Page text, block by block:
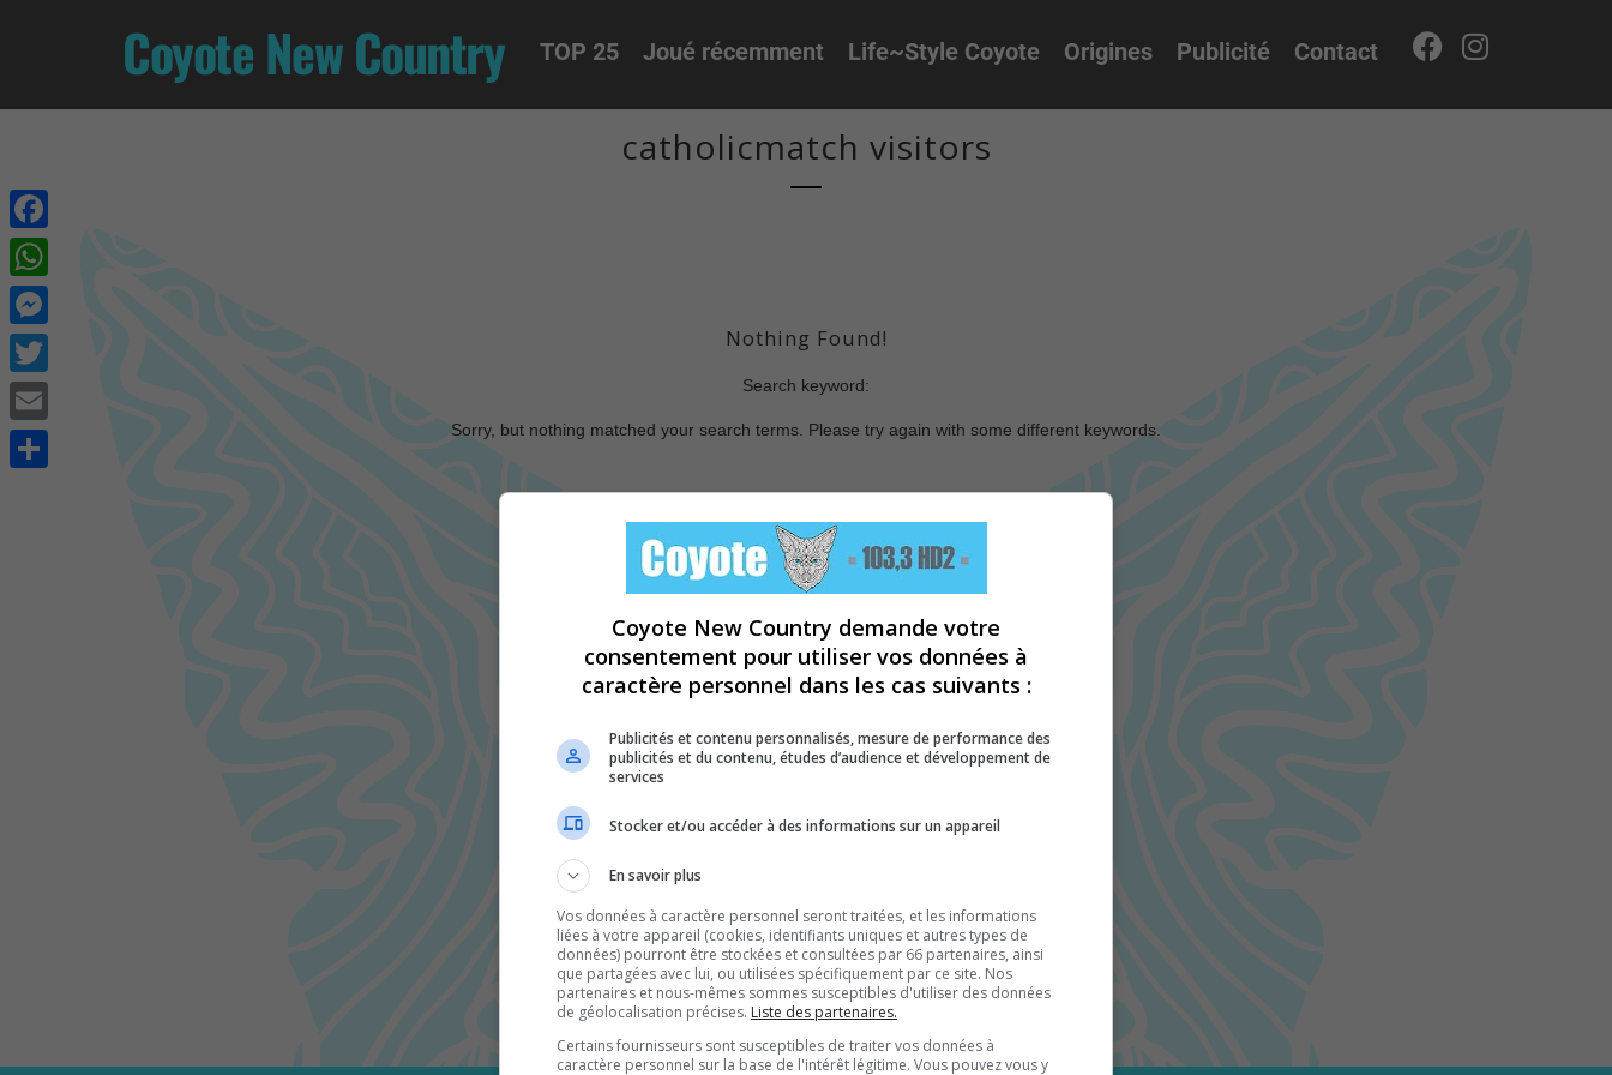
Coyote New Country TOP 25 Joué récemment Life~Style Coyote Origines Publicité Contact
catholicmatch visitors
Nothing Found!
Search keyword:
Sorry, but nothing matched your search terms. Please try again with some different keywords.
Facebook
WhatsApp
Messenger
Twitter
Email
Coyote New Country demande votre
consentement pour utiliser vos données à
caractère personnel dans les cas suivants :
Publicités et contenu personnalisés, mesure de performance des
publicités et du contenu, études d’audience et développement de
services
Stocker et/ou accéder à des informations sur un appareil
En savoir plus
Vos données à caractère personnel seront traitées, et les informations
liées à votre appareil (cookies, identifiants uniques et autres types de
données) pourront être stockées et consultées par 66 partenaires, ainsi
que partagées avec lui, ou utilisées spécifiquement par ce site. Nos
partenaires et nous-mêmes sommes susceptibles d'utiliser des données
de géolocalisation précises. Liste des partenaires.
Certains fournisseurs sont susceptibles de traiter vos données à
caractère personnel sur la base de l'intérêt légitime. Vous pouvez vous y